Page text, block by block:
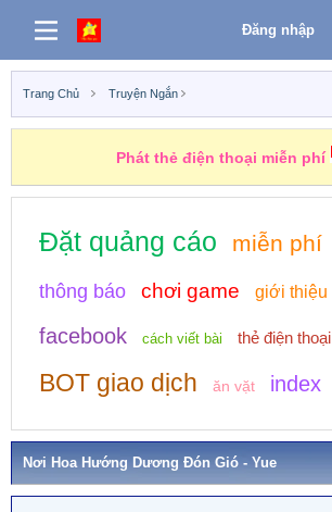
Đăng nhập
Trang Chủ Truyện Ngắn
Phát thẻ điện thoại miễn phí
Đặt quảng cáo miễn phí
thông báo chơi game giới thiệu
facebook cách viết bài thẻ điện thoại
BOT giao dịch ăn vặt index
Nơi Hoa Hướng Dương Đón Gió - Yue